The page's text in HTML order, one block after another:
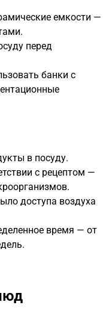
емкости —
перед
банки с
в посуду.
с рецептом —
доступа воздуха
время — от